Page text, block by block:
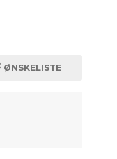
ØNSKELISTE